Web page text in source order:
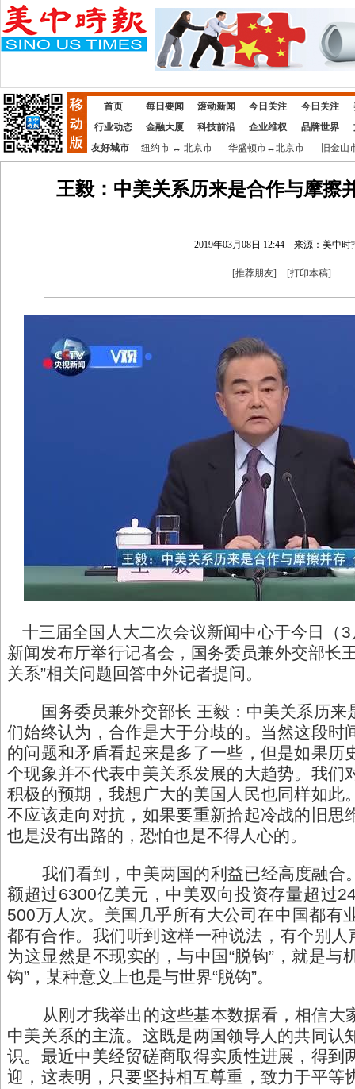
首页 每日要闻 滚动新闻 今日关注 今日关注
行业动态
金融大厦 科技前沿 企业维权 品牌世界
友好城市
纽约市↔ 北京市 华盛顿市↔北京市 旧金山
王毅：中美关系历来是合作与摩擦
2019年03月08日 12:44 来源：美中时
[推荐朋友] [打印本稿]
十三届全国人大二次会议新闻中心于今日（
新闻发布厅举行记者会，国务委员兼外交部长
关系”相关问题回答中外记者提问。
国务委员兼外交部长 王毅：中美关系历来
们始终认为，合作是大于分歧的。当然这段时
的问题和矛盾看起来是多了一些，但是如果历
个现象并不代表中美关系发展的大趋势。我们
积极的预期，我想广大的美国人民也同样如此
不应该走向对抗，如果要重新拾起冷战的旧思
也是没有出路的，恐怕也是不得人心的。
我们看到，中美两国的利益已经高度融合
额超过6300亿美元，中美双向投资存量超过
500万人次。美国几乎所有大公司在中国都有
都有合作。我们听到这样一种说法，有个别人
为这显然是不现实的，与中国“脱钩”，就是与
钩”，某种意义上也是与世界“脱钩”。
从刚才我举出的这些基本数据看，相信大
中美关系的主流。这既是两国领导人的共同认
识。最近中美经贸磋商取得实质性进展，得到
迎，这表明，只要坚持相互尊重，致力于平等